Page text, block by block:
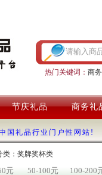
热门关键词： 商
节庆礼品 商务礼
礼品行业门户性网站!
类：奖牌奖杯类
元 50-100元 100-200